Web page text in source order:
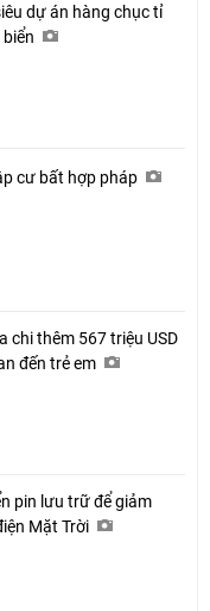
dự án hàng chục tỉ
biển
cư bất hợp pháp
chi thêm 567 triệu USD
đến trẻ em
pin lưu trữ để giảm
Mặt Trời